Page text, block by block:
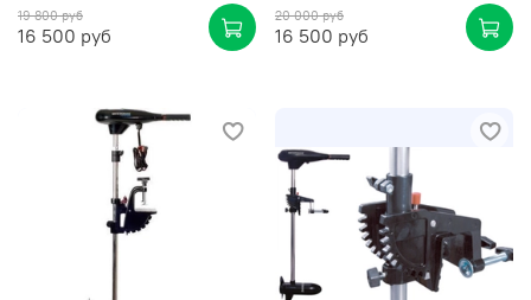
19 800 руб
16 500 руб
20 000 руб
16 500 руб